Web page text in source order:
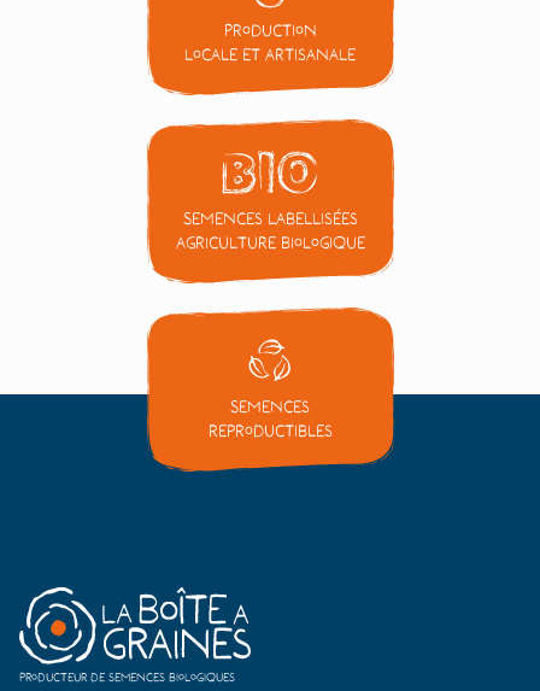
Production
locale et artisanale
Semences labellisées
Agriculture Biologique
Semences
reproductibles
Producteur de semences biologiques